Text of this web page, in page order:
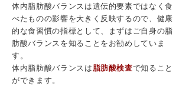
体内脂肪酸バランスは遺伝的要素ではなく食
べたものの影響を大きく反映するので、健康
的な食習慣の指標として、まずはご自身の脂
肪酸バランスを知ることをお勧めしていま
す。
​体内脂肪酸バランスは脂肪酸検査で知ること
ができます。